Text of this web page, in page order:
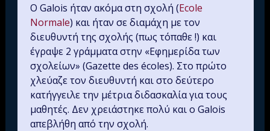
Ο Galois ήταν ακόμα στη σχολή (Ecole
Normale) και ήταν σε διαμάχη με τον
διευθυντή της σχολής (πως τόπαθε !) και
έγραψε 2 γράμματα στην «Εφημερίδα των
σχολείων» (Gazette des écoles). Στο πρώτο
χλεύαζε τον διευθυντή και στο δεύτερο
κατήγγειλε την μέτρια διδασκαλία για τους
μαθητές. Δεν χρειάστηκε πολύ και ο Galois
απεβλήθη από την σχολή.